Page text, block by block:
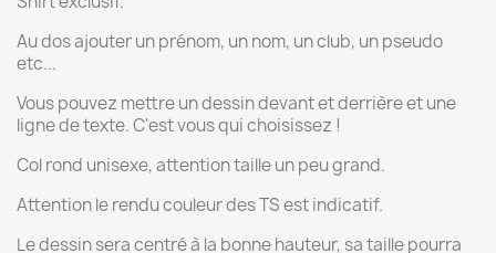
Au dos ajouter un prénom, un nom, un club, un pseudo
etc...
Vous pouvez mettre un dessin devant et derrière et une
ligne de texte. C'est vous qui choisissez !
Col rond unisexe, attention taille un peu grand.
Attention le rendu couleur des TS est indicatif.
Le dessin sera centré à la bonne hauteur, sa taille pourra